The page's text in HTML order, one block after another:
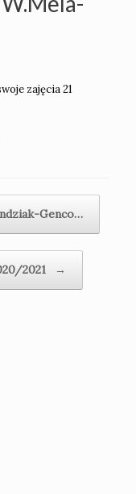
zajęcia 21
Genco…
2021 →